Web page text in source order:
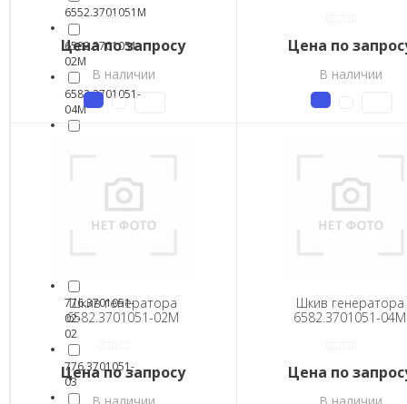
6552.3701051М
6582.3701051-
02М
6582.3701051-
04М
666.3701051-
776.3701051-
02-
02
776.3701051-
03
Цена по запросу
В наличии
Цена по
В наличии
Шкив генератора
6582.3701051-02М
Цена по запросу
Шкив генератора
6582.3701051-04М
Цена по